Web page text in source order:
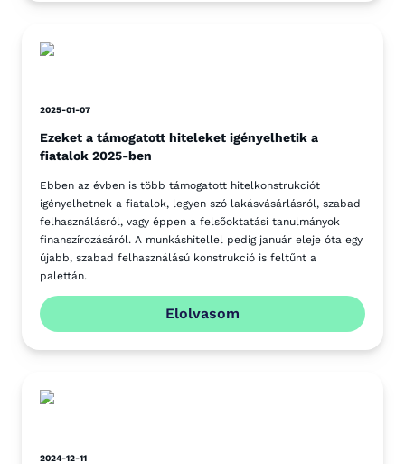
2025-01-07
Ezeket a támogatott hiteleket igényelhetik a
fiatalok 2025-ben
Ebben az évben is több támogatott hitelkonstrukciót
igényelhetnek a fiatalok, legyen szó lakásvásárlásról, szabad
felhasználásról, vagy éppen a felsőoktatási tanulmányok
finanszírozásáról. A munkáshitellel pedig január eleje óta egy
újabb, szabad felhasználású konstrukció is feltűnt a
palettán.
Elolvasom
2024-12-11